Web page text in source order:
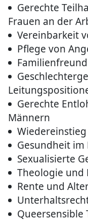
Gerechte
Frauen an der
Vereinbarkeit
Pflege von
Gerechte
Männern
Gesundheit im
Sexualisierte
Theologie und
Rente und
Queersensible